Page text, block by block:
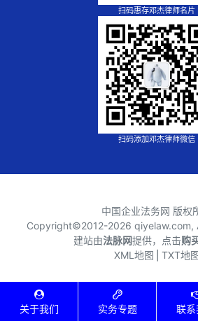
扫码惠存邓杰律师名片
扫码添加邓杰律师微信
中国企业法务网 版权
Copyright©2012-2026 qiyelaw.com,
建站由法脉网提供，点击购
XML地图 TXT地
关于我们 实务专题 联系